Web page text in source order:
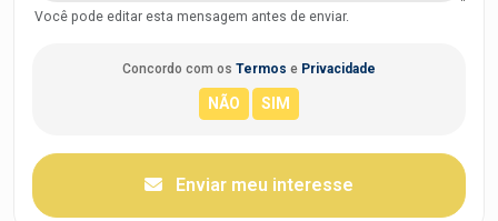
Você pode editar esta mensagem antes de enviar.
Concordo com os Termos e Privacidade
Enviar meu interesse